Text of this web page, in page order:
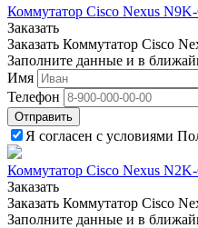
Коммутатор Cisco Nexus
Заказать
Заказать Коммутатор Cisco
Заполните данные и в
Имя
Телефон
Отправить
Я согласен с условиями
Коммутатор Cisco Nexus
Заказать
Заказать Коммутатор Cisco
Заполните данные и в